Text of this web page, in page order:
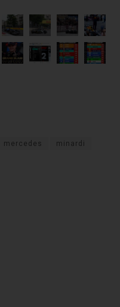
mercedes minardi